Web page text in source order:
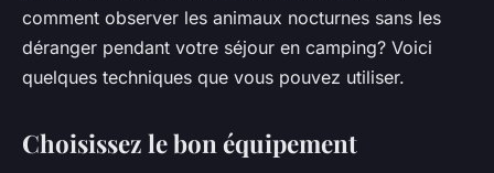
comment observer les animaux nocturnes sans les
déranger pendant votre séjour en camping? Voici
quelques techniques que vous pouvez utiliser.
Choisissez le bon équipement